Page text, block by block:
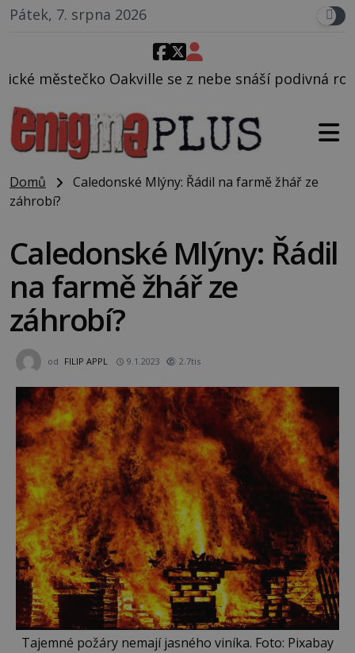
Pátek, 7. srpna 2026
se z nebe snáší podivná rosolovitá látka
Domů
Caledonské Mlýny: Řádil na farmě žhář ze
záhrobí?
Caledonské Mlýny: Řádil
na farmě žhář ze
záhrobí?
od FILIP APPL 9.1.2023 2.7tis
Tajemné požáry nemají jasného viníka. Foto: Pixabay